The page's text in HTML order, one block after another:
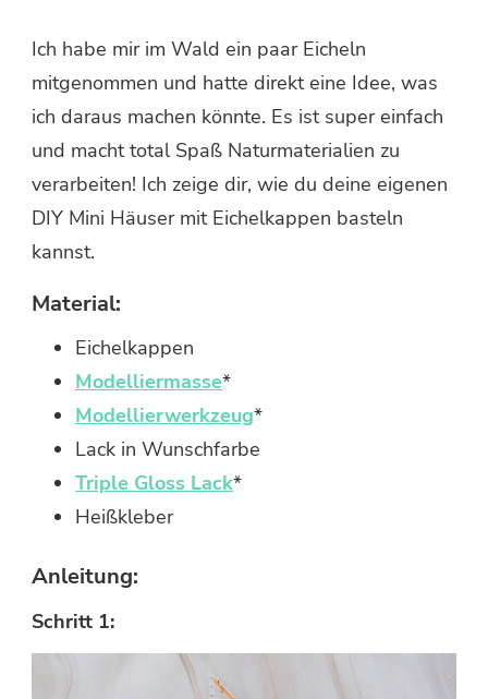
MIT
EICHELKAPPEN
Ich habe mir im Wald ein paar Eicheln
mitgenommen und hatte direkt eine Idee, was
ich daraus machen könnte. Es ist super einfach
und macht total Spaß Naturmaterialien zu
verarbeiten! Ich zeige dir, wie du deine eigenen
DIY Mini Häuser mit Eichelkappen basteln
kannst.
Material:
Eichelkappen
Modelliermasse*
Modellierwerkzeug*
Lack in Wunschfarbe
Triple Gloss Lack*
Heißkleber
Anleitung:
Schritt 1: